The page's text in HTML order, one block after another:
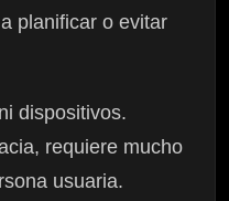
planificar o evitar
dispositivos.
requiere mucho
usuaria.